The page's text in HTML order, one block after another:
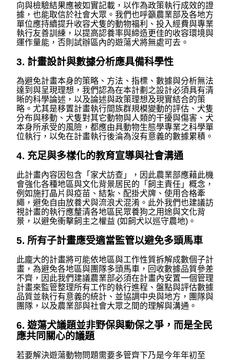
向與檢驗結果應被如實記載，以作為政策執行成效的證
據，也能取信於社會大眾。我們也呼籲農業部及各地方
單位應持續提升收容犬隻的動物福利、投入經費與專業
執行友善訓練，以提高認養率與締造更佳的收容環境與
運作量能，否則試辦區內的遊蕩犬將無處可去。
3. 計畫設計與數據分析應具備科學性
為避免計畫本身的策略、方法、指標、數據與分析無法
達到與呈現理想，我們認為在本計劃之設計必須具有清
晰的科學論述，以及論述與政策理想及現實結合的策
略。尤其是移置計畫執行間族群規模變動的評估、犬隻
分布與移動、犬隻對其它動物與人類的干擾與傷害、犬
本身所承受的風險，都應由具動物生態學專業之科學單
位執行，以免在計畫執行後淪為沒有意義的數據累積。
4. 充足與多樣化的教育宣導與社會溝通
此計畫內容因包含「家犬訪查」，因此農業部應藉此機
會強化各種地區與文化背景居民的「飼主責任」概念，
例如施打晶片與疫苗、結紮、配掛犬牌、使用合格牽
繩，避免自由放養犬與流浪犬混淆。此外我們也建議訪
視計畫的執行應釐清各地區民眾養狗之用途與文化背
景，以避免衝擊飼主之權益 (如飼犬以巡守農地)。
5. 所有子計畫應受適當監管以避免多頭馬車
此龐大的計畫將可能依地區與工作性質拆解成數個子計
畫，為避免各地區與團隊多頭馬車，回收數據品質參差
不齊，因此我們建議農業部必須在計畫內安置一個管理
計畫來監管整理所有工作的執行進程、盤點與評估數據
品質並執行有意義的統計、並協調中央與地方，團隊與
團隊，以及農業部與社會大眾之間的理解與溝通。
6. 遊蕩犬議題並非野保與動保之爭，而是全民
應共同關心的議題
若要解決遊蕩動物問題需要多管齊下乃是今年年初至